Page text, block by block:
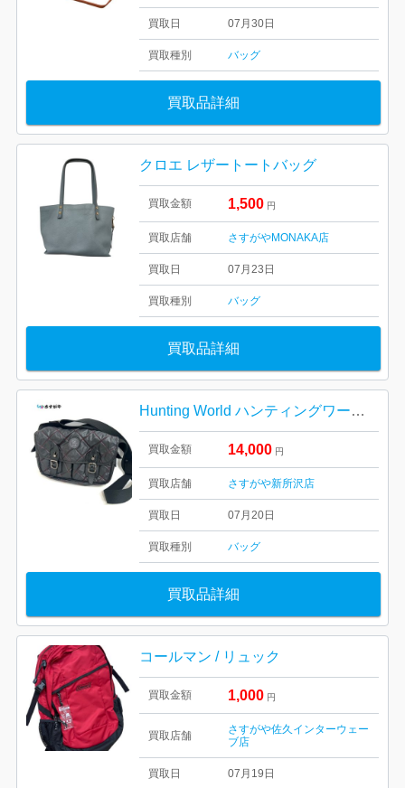
買取日 07月30日
買取種別 バッグ
買取品詳細
クロエ レザートートバッグ
買取金額 1,500 円
買取店舗 さすがやMONAKA店
買取日 07月23日
買取種別 バッグ
買取品詳細
Hunting World ハンティングワールド キルティング ナイロン ショルダーバッグ
買取金額 14,000 円
買取店舗 さすがや新所沢店
買取日 07月20日
買取種別 バッグ
買取品詳細
コールマン / リュック
買取金額 1,000 円
買取店舗
さすがや佐久インターウェー
ブ店
買取日 07月19日